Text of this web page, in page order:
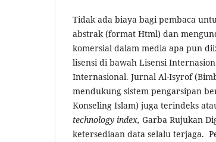
Tidak ada biaya bagi pembaca
abstrak (format Html) dan
komersial dalam media apa pun
lisensi di bawah Lisensi
Internasional. Jurnal Al-Isyrof
mendukung sistem pengarsipan
Konseling Islam) juga terindeks
technology index, Garba Rujukan
ketersediaan data selalu terjaga.